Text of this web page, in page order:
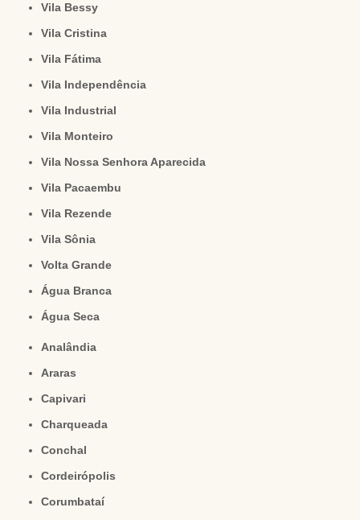
Vila Bessy
Vila Cristina
Vila Fátima
Vila Independência
Vila Industrial
Vila Monteiro
Vila Nossa Senhora Aparecida
Vila Pacaembu
Vila Rezende
Vila Sônia
Volta Grande
Água Branca
Água Seca
Analândia
Araras
Capivari
Charqueada
Conchal
Cordeirópolis
Corumbataí